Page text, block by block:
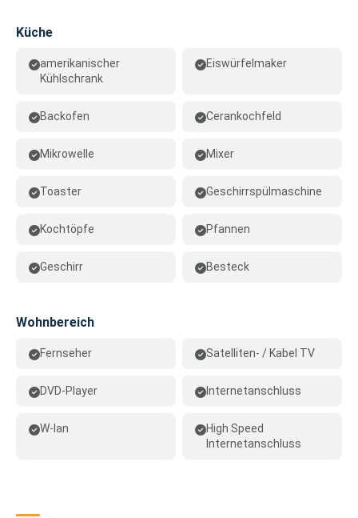
Küche
amerikanischer
Kühlschrank
Eiswürfelmaker
Backofen Cerankochfeld
Mikrowelle Mixer
Toaster Geschirrspülmaschine
Kochtöpfe Pfannen
Geschirr Besteck
Wohnbereich
Fernseher Satelliten- / Kabel TV
DVD-Player Internetanschluss
W-lan
High Speed
Internetanschluss